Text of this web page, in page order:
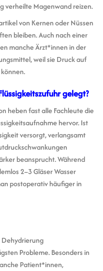
verheilte Magenwand reizen.
von Kernen oder Nüssen
bleiben. Auch nach einer
manche Ärzt*innen in der
weil sie Druck auf
gelegt?
heben fast alle Fachleute die
hervor. Ist
versorgt, verlangsamt
beansprucht. Während
2–3 Gläser Wasser
postoperativ häufiger in
Dehydrierung
Probleme. Besonders in
Patient*innen,